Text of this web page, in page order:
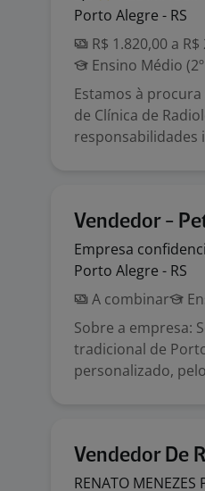
Porto Alegre - RS
R$ 1.820,00 a
Ensino Médio
Estamos à
de Clínica de
responsabilidades
Vendedor -
Empresa
Porto Alegre - RS
A combinar
Sobre a empresa:
tradicional de
personalizado,
Vendedor De
RENATO MENEZES